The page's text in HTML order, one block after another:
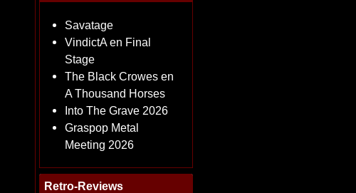
Savatage
VindictA en Final
Stage
The Black Crowes en
A Thousand Horses
Into The Grave 2026
Graspop Metal
Meeting 2026
Retro-Reviews